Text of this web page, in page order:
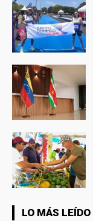
LO MÁS LEÍDO